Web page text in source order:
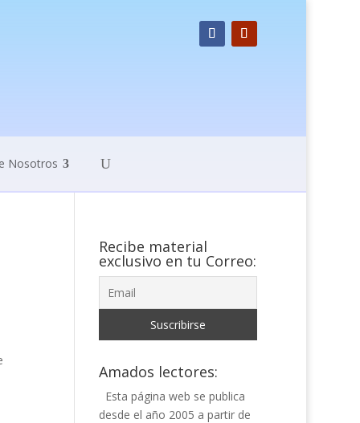
Nosotros
Recibe material
exclusivo en tu Correo:
Amados lectores:
Esta página web se publica
desde el año 2005 a partir de